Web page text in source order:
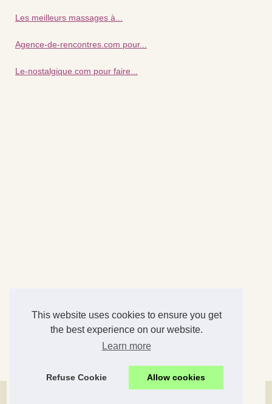
This website uses cookies to ensure you get
the best experience on our website.
Learn more
Refuse Cookie Allow cookies
Les meilleurs massages à...
Agence-de-rencontres.com pour...
Le-nostalgique.com pour faire...